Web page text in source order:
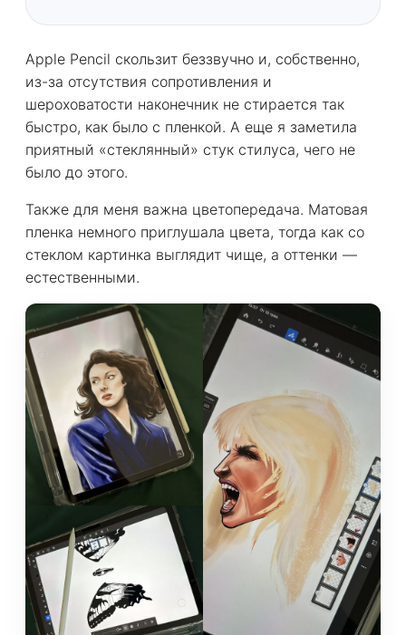
Apple Pencil скользит беззвучно и, собственно,
из-за отсутствия сопротивления и
шероховатости наконечник не стирается так
быстро, как было с пленкой. А еще я заметила
приятный «стеклянный» стук стилуса, чего не
было до этого.
Также для меня важна цветопередача. Матовая
пленка немного приглушала цвета, тогда как со
стеклом картинка выглядит чище, а оттенки —
естественными.